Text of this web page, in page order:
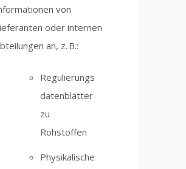
von
oder internen
an, z. B.:
Regulierungs
datenblätter
zu
Rohstoffen
Physikalische